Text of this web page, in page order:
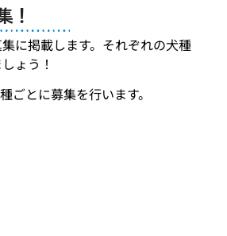
！
に掲載します。それぞれの犬種
ょう！
ごとに募集を行います。